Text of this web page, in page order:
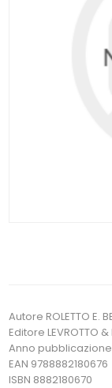
Autore ROLETTO E.
Editore LEVROTTO &
Anno pubblicazione
EAN 9788882180676
ISBN 8882180670